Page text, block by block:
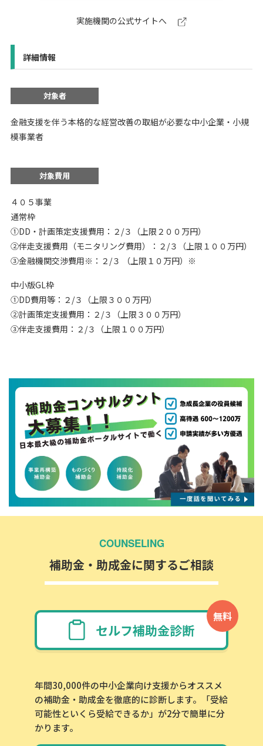
実施機関の公式サイトへ
詳細情報
対象者
金融支援を伴う本格的な経営改善の取組が必要な中小企業・小規
模事業者
対象費用
４０５事業
通常枠
①DD・計画策定支援費用：２/３（上限２００万円）
②伴走支援費用（モニタリング費用）：２/３（上限１００万円）
③金融機関交渉費用※：２/３ （上限１０万円）※
中小版GL枠
①DD費用等：２/３（上限３００万円）
②計画策定支援費用：２/３（上限３００万円）
③伴走支援費用：２/３（上限１００万円）
COUNSELING
補助金・助成金に関するご相談
無料
セルフ補助金診断
年間30,000件の中小企業向け支援からオススメ
の補助金・助成金を徹底的に診断します。「受給
可能性といくら受給できるか」が2分で簡単に分
かります。